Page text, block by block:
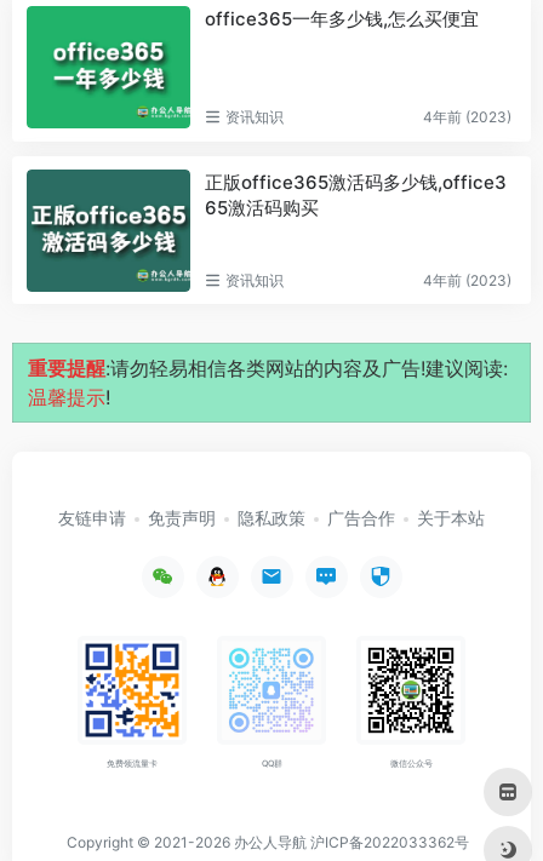
office365一年多少钱,怎么买便宜
资讯知识 4年前 (2023)
正版office365激活码多少钱,office3
65激活码购买
资讯知识 4年前 (2023)
重要提醒:请勿轻易相信各类网站的内容及广告!建议阅读:
温馨提示!
友链申请 免责声明 隐私政策 广告合作 关于本站
免费领流量卡 QQ群 微信公众号
Copyright © 2021-2026 办公人导航 沪ICP备2022033362号